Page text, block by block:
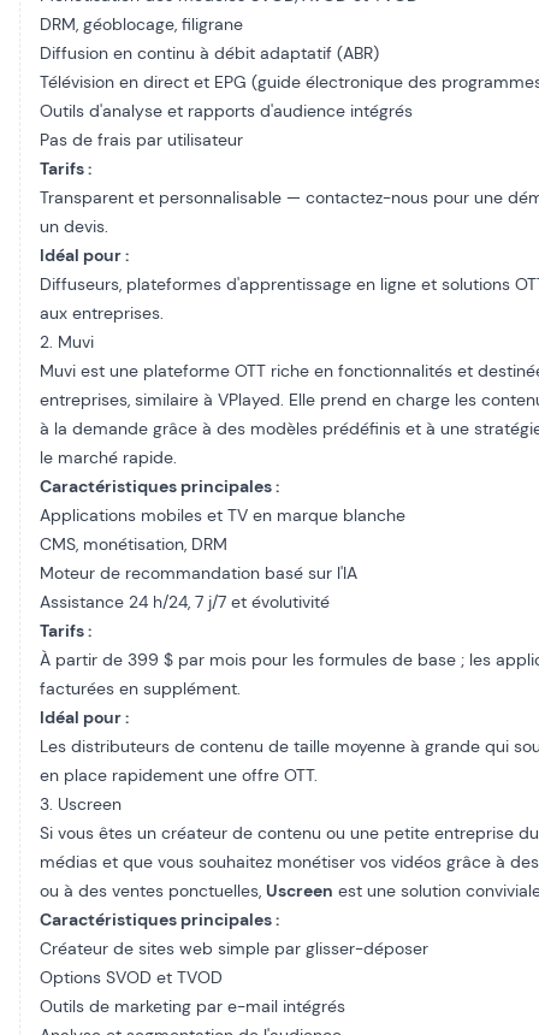
DRM, géoblocage, filigrane
Diffusion en continu à débit adaptatif (ABR)
Télévision en direct et EPG (guide électronique des
Outils d'analyse et rapports d'audience intégrés
Pas de frais par utilisateur
Tarifs :
Transparent et personnalisable — contactez-nous pour une
un devis.
Idéal pour :
Diffuseurs, plateformes d'apprentissage en ligne et solutions
aux entreprises.
2. Muvi
Muvi est une plateforme OTT riche en fonctionnalités et
entreprises, similaire à VPlayed. Elle prend en charge les
à la demande grâce à des modèles prédéfinis et à une
le marché rapide.
Caractéristiques principales :
Applications mobiles et TV en marque blanche
CMS, monétisation, DRM
Moteur de recommandation basé sur l'IA
Assistance 24 h/24, 7 j/7 et évolutivité
Tarifs :
À partir de 399 $ par mois pour les formules de base ; les
facturées en supplément.
Idéal pour :
Les distributeurs de contenu de taille moyenne à grande qui
en place rapidement une offre OTT.
3. Uscreen
Si vous êtes un créateur de contenu ou une petite entreprise
médias et que vous souhaitez monétiser vos vidéos grâce à
ou à des ventes ponctuelles, Uscreen est une solution
Caractéristiques principales :
Créateur de sites web simple par glisser-déposer
Options SVOD et TVOD
Outils de marketing par e-mail intégrés